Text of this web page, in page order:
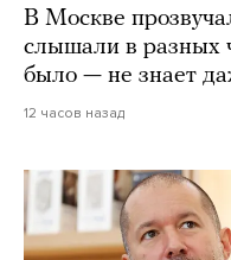
В Москве
слышали в разных
было — не знает
12 часов назад